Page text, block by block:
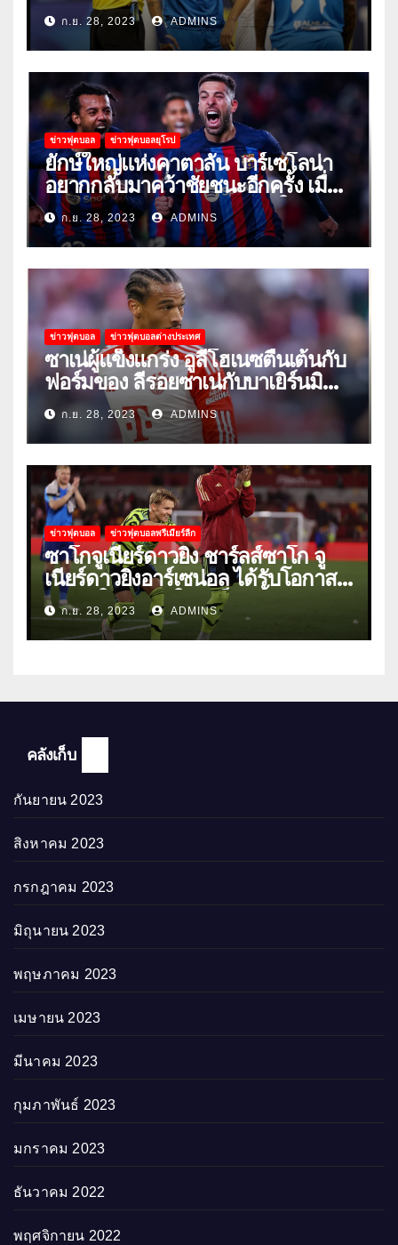
‘ยอมแพ้ในยูโรหรือฟุตบอลโลก’
ก.ย. 28, 2023 ADMINS
ข่าวฟุตบอล ข่าวฟุตบอลยุโรป
ยักษ์ใหญ่แห่งคาตาลัน บาร์เซโลน่า
อยากกลับมาคว้าชัยชนะอีกครั้ง เมื่อ
พวกเขาเปิดบ้านรับมือเซบีย่าในลีก
ก.ย. 28, 2023 ADMINS
ข่าวฟุตบอล ข่าวฟุตบอลต่างประเทศ
ซาเน่ผู้แข็งแกร่ง อูลี่โฮเนซตื่นเต้นกับ
ฟอร์มของ ลีรอยซาเน่กับบาเยิร์นมิ
วนิคก.ย. 28, 2023 ADMINS
ข่าวฟุตบอล ข่าวฟุตบอลพรีเมียร์ลีก
ซาโกจูเนียร์ดาวยิง ชาร์ลส์ซาโก จู
เนียร์ดาวยิงอาร์เซน่อล ได้รับโอกาส
ลงเล่นให้ทีมชุดใหญ่เป็นครั้งแรก
ก.ย. 28, 2023 ADMINS
คลังเก็บ
กันยายน 2023
สิงหาคม 2023
กรกฎาคม 2023
มิถุนายน 2023
พฤษภาคม 2023
เมษายน 2023
มีนาคม 2023
กุมภาพันธ์ 2023
มกราคม 2023
ธันวาคม 2022
พฤศจิกายน 2022